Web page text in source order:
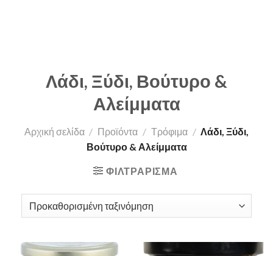
Λάδι, Ξύδι, Βούτυρο &
Αλείμματα
Αρχική σελίδα / Προϊόντα / Τρόφιμα / Λάδι, Ξύδι,
Βούτυρο & Αλείμματα
ΦΙΛΤΡΆΡΙΣΜΑ